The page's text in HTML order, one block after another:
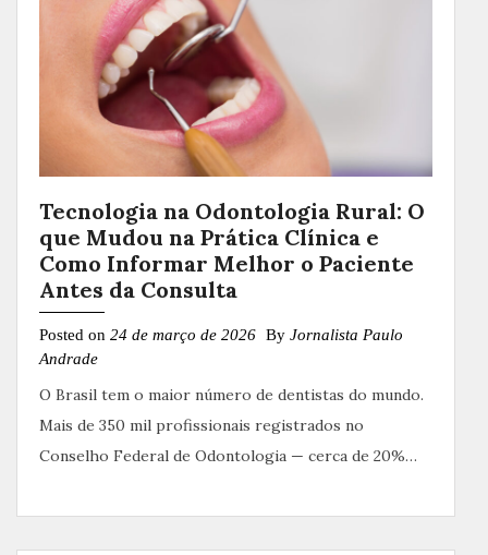
Tecnologia na Odontologia Rural: O
que Mudou na Prática Clínica e
Como Informar Melhor o Paciente
Antes da Consulta
Posted on 24 de março de 2026 By Jornalista Paulo
Andrade
O Brasil tem o maior número de dentistas do mundo.
Mais de 350 mil profissionais registrados no
Conselho Federal de Odontologia — cerca de 20%…